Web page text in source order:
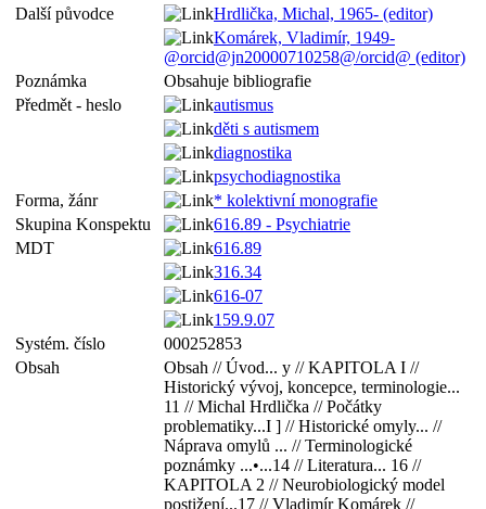
Další původce
Hrdlička, Michal, 1965- (editor)
Komárek, Vladimír, 1949-
@orcid@jn20000710258@/orcid@ (editor)
Poznámka
Obsahuje bibliografie
Předmět - heslo
autismus
děti s autismem
diagnostika
psychodiagnostika
Forma, žánr
* kolektivní monografie
Skupina Konspektu
616.89 - Psychiatrie
MDT
616.89
316.34
616-07
159.9.07
Systém. číslo
000252853
Obsah
Obsah // Úvod... y // KAPITOLA I //
Historický vývoj, koncepce, terminologie...
11 // Michal Hrdlička // Počátky
problematiky...I ] // Historické omyly... //
Náprava omylů ... // Terminologické
poznámky ...•...14 // Literatura... 16 //
KAPITOLA 2 // Neurobiologický model
postižení...17 // Vladimír Komárek //